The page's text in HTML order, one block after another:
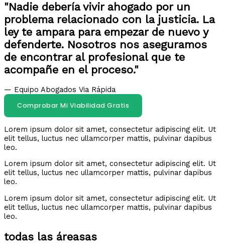
"Nadie debería vivir ahogado por un
problema relacionado con la justicia. La
ley te ampara para empezar de nuevo y
defenderte. Nosotros nos aseguramos
de encontrar al profesional que te
acompañe en el proceso."
— Equipo Abogados Via Rápida
Comprobar Mi Viabilidad Gratis
Lorem ipsum dolor sit amet, consectetur adipiscing elit. Ut
elit tellus, luctus nec ullamcorper mattis, pulvinar dapibus
leo.
Lorem ipsum dolor sit amet, consectetur adipiscing elit. Ut
elit tellus, luctus nec ullamcorper mattis, pulvinar dapibus
leo.
Lorem ipsum dolor sit amet, consectetur adipiscing elit. Ut
elit tellus, luctus nec ullamcorper mattis, pulvinar dapibus
leo.
todas las áreasas